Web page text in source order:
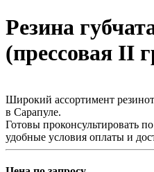
Резина
(прессовая II
Широкий ассортимент
в Сарапуле.
Готовы проконсультировать
удобные условия оплаты и